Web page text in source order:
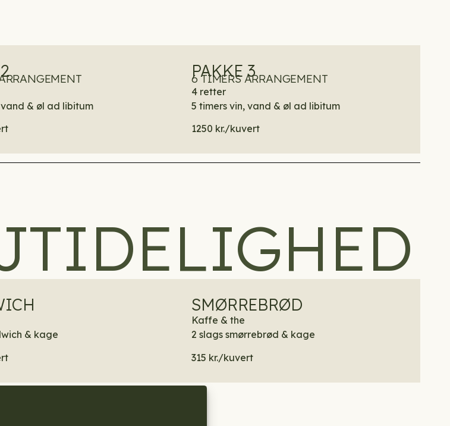
vand & øl ad libitum
PAKKE 3
6 TIMERS ARRANGEMENT
4 retter
5 timers vin, vand & øl ad libitum
1250 kr./kuvert
& kage
SMØRREBRØD
Kaffe & the
2 slags smørrebrød & kage
315 kr./kuvert